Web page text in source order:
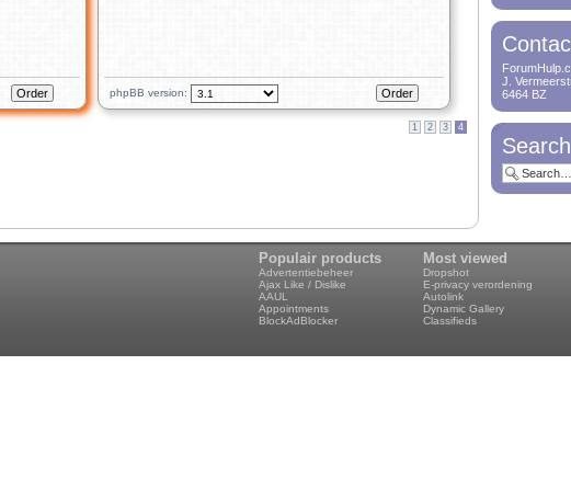
phpBB version:
1 2 3 4
J.
6464 BZ
Search
Populair products
Advertentiebeheer
Ajax Like / Dislike
AAUL
Appointments
BlockAdBlocker
Most viewed
Dropshot
E-privacy verordening
Autolink
Dynamic Gallery
Classifieds